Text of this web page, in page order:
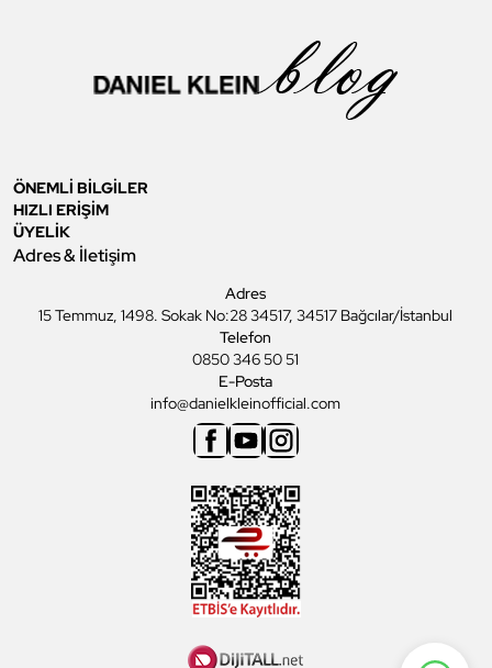
ÖNEMLİ BİLGİLER
HIZLI ERİŞİM
ÜYELİK
Adres & İletişim
Adres
15 Temmuz, 1498. Sokak No:28 34517, 34517 Bağcılar/İstanbul
Telefon
0850 346 50 51
E-Posta
info@danielkleinofficial.com
Facebook
YoutubeInstagram